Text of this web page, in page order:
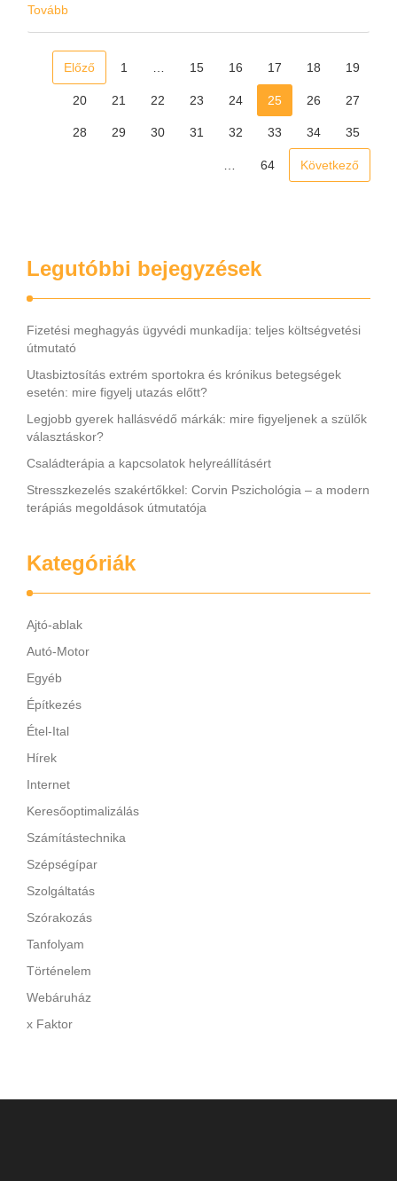
légkondicionáló kellemes változásokat hozhat egy család
Tovább
Előző 1 15 16 17 18 19
20 21 22 23 24 25 26 27
28 29 30 31 32 33 34 35
64 Következő
Legutóbbi bejegyzések
Fizetési meghagyás ügyvédi munkadíja: teljes költségvetési
útmutató
Utasbiztosítás extrém sportokra és krónikus betegségek
esetén: mire figyelj utazás előtt?
Legjobb gyerek hallásvédő márkák: mire figyeljenek a szülők
választáskor?
Családterápia a kapcsolatok helyreállításért
Stresszkezelés szakértőkkel: Corvin Pszichológia – a modern
terápiás megoldások útmutatója
Kategóriák
Ajtó-ablak
Autó-Motor
Egyéb
Építkezés
Étel-Ital
Hírek
Internet
Keresőoptimalizálás
Számítástechnika
Szépségípar
Szolgáltatás
Szórakozás
Tanfolyam
Történelem
Webáruház
x Faktor